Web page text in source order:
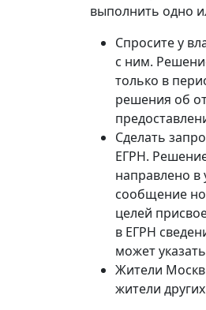
выполнить одно
Спросите у
с ним.
только в
решения об
Сделать
ЕГРН.
направлено в
сообщение
целей
в ЕГРН
может
Жители
жители